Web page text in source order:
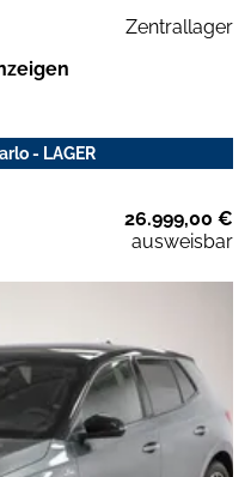
Zentrallager
- LAGER
26.999,00 €
ausweisbar